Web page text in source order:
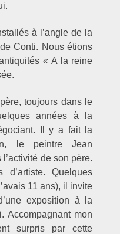
à l’angle de la
Conti. Nous étions
« A la reine
toujours dans le
années à la
Il y a fait la
le peintre Jean
de son père.
d’artiste. Quelques
11 ans), il invite
exposition à la
Accompagnant mon
surpris par cette